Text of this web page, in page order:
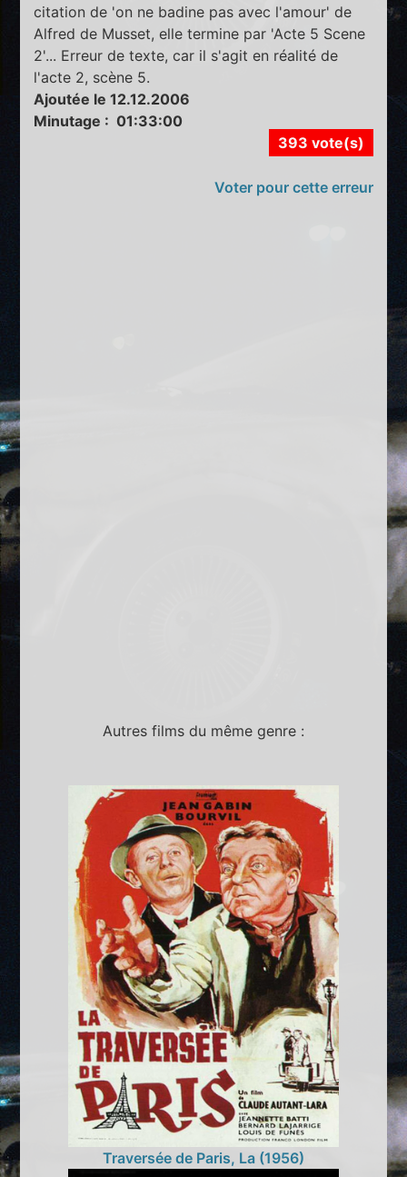
citation de 'on ne badine pas avec l'amour' de
Alfred de Musset, elle termine par 'Acte 5 Scene
2'... Erreur de texte, car il s'agit en réalité de
l'acte 2, scène 5.
Ajoutée le 12.12.2006
Minutage : 01:33:00
393 vote(s)
Voter pour cette erreur
Autres films du même genre :
Traversée de Paris, La (1956)